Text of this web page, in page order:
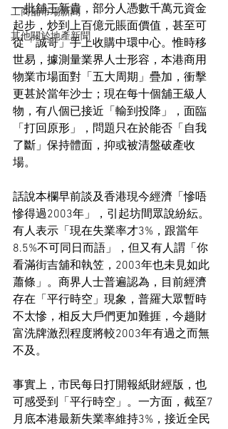
工商舖市場新聞
其他關於地產新聞
一批舖王新貴，部分人憑數千萬元資金
起步，炒到上百億元賬面價值，甚至可
從「誠哥」手上收購中環中心。惟時移
世易，據測量業界人士形容，本港商用
物業市場面對「五大周期」疊加，衝擊
更甚於當年沙士；現在每十個舖王級人
物，有八個已接近「輸到投降」，面臨
「打回原形」，問題只在於能否「自我
了斷」保持體面，抑或被清盤破產收
場。
話說本欄早前談及香港現今經濟「慘唔
慘得過2003年」，引起坊間眾說紛紜。
有人表示「現在失業率才3%，跟當年
8.5%不可同日而語」，但又有人謂「你
看滿街吉舖和執笠，2003年也未見如此
蕭條」。商界人士普遍認為，目前經濟
存在「平行時空」現象，普羅大眾暫時
不太慘，相反大戶們更加難捱，今趟財
富洗牌激烈程度將較2003年有過之而無
不及。
事實上，市民每日打開報紙財經版，也
可感受到「平行時空」。一方面，截至7
月底本港最新失業率維持3%，接近全民